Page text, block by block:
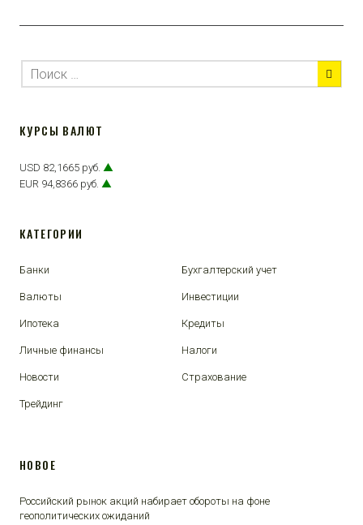
КУРСЫ ВАЛЮТ
USD 82,1665 руб. ▲
EUR 94,8366 руб. ▲
КАТЕГОРИИ
Банки Бухгалтерский учет
Валюты Инвестиции
Ипотека Кредиты
Личные финансы Налоги
Новости Страхование
Трейдинг
НОВОЕ
Российский рынок акций набирает обороты на фоне
геополитических ожиданий